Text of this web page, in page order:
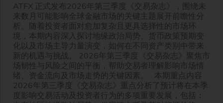
ATFX 正式发布2026年第三季度《交易杂志》，围绕未
来数月可能影响全球金融市场的关键主题展开前瞻性分
析。随着投资者面对愈加复杂且更具选择性的市场环
境，本期内容深入探讨地缘政治局势、货币政策预期变
化以及市场主导力量演变，如何在不同资产类别中带来
新的机遇与挑战。 2026年第三季度《交易杂志》聚焦市
场韧性与风险之间的平衡，帮助交易者理解影响市场情
绪、资金流向及市场走势的关键因素。 本期重点内容
2026年第三季度《交易杂志》重点分析了预计将在本季
度影响交易活动及投资者行为的多项重要发展，包括：